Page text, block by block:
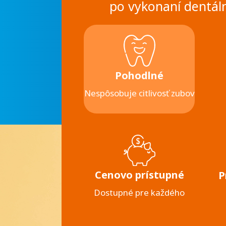
po vykonaní
Pohodlné
Nespôsobuje citlivosť zubov
Cenovo prístupné
Dostupné pre každého